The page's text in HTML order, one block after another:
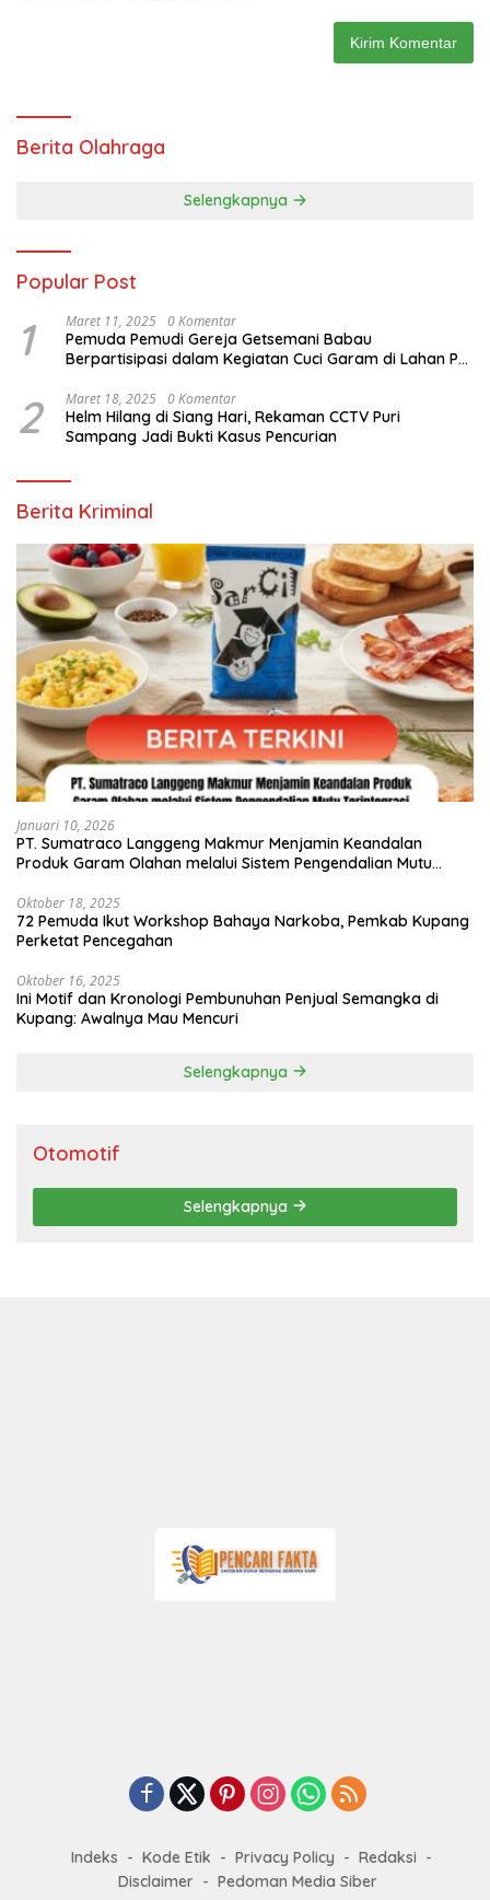
Berita Olahraga
Selengkapnya
Popular Post
1 Maret 11, 2025 0 Komentar
Pemuda Pemudi Gereja Getsemani Babau
Berpartisipasi dalam Kegiatan Cuci Garam di Lahan PT.
Kegiatan Paskah
2 Maret 18, 2025 0 Komentar
Helm Hilang di Siang Hari, Rekaman CCTV Puri
Sampang Jadi Bukti Kasus Pencurian
Berita Kriminal
Januari 10, 2026
PT. Sumatraco Langgeng Makmur Menjamin Keandalan
Produk Garam Olahan melalui Sistem Pengendalian Mutu
Oktober 18, 2025
72 Pemuda Ikut Workshop Bahaya Narkoba, Pemkab Kupang
Perketat Pencegahan
Oktober 16, 2025
Ini Motif dan Kronologi Pembunuhan Penjual Semangka di
Kupang: Awalnya Mau Mencuri
Selengkapnya
Otomotif
Selengkapnya
Indeks Kode Etik Privacy Policy
Redaksi
Disclaimer
Pedoman Media Siber